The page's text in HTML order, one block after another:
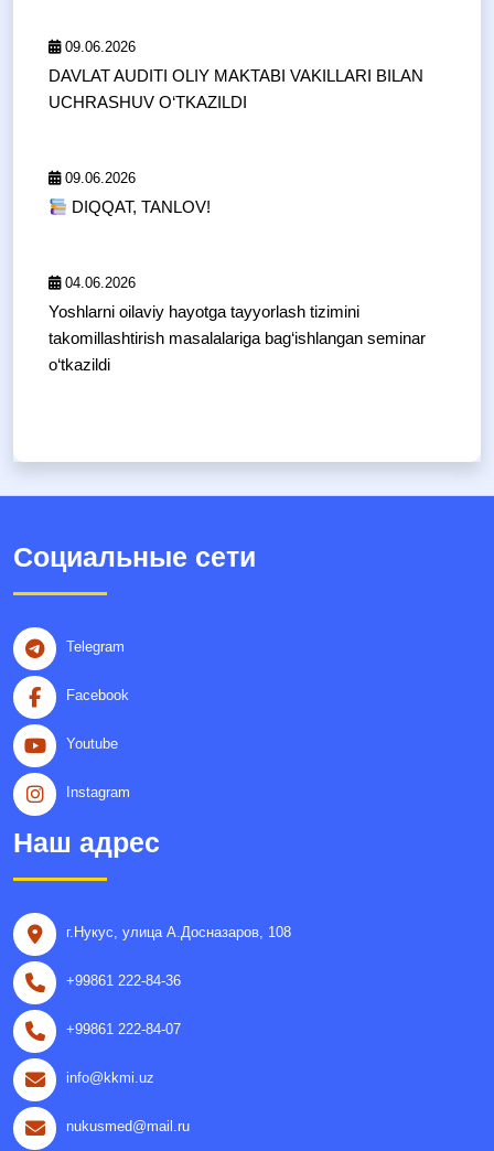
09.06.2026
DAVLAT AUDITI OLIY MAKTABI VAKILLARI BILAN
UCHRASHUV O‘TKAZILDI
09.06.2026
DIQQAT, TANLOV!
04.06.2026
Yoshlarni oilaviy hayotga tayyorlash tizimini
takomillashtirish masalalariga bag‘ishlangan seminar
o‘tkazildi
Социальные сети
Telegram
Facebook
Youtube
Instagram
Наш адрес
г.Нукус, улица A.Досназаров, 108
+99861 222-84-36
+99861 222-84-07
info@kkmi.uz
nukusmed@mail.ru